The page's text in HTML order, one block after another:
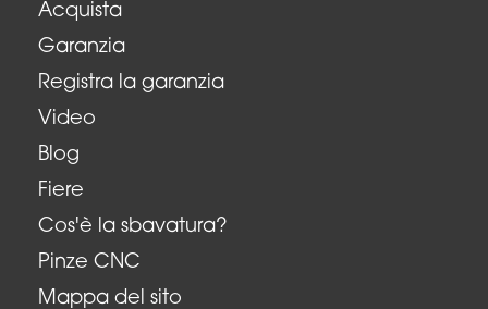
Acquista
Garanzia
Registra la garanzia
Video
Blog
Fiere
Cos'è la sbavatura?
Pinze CNC
Mappa del sito